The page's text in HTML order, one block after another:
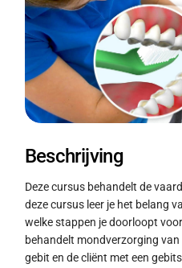
Beschrijving
Deze cursus behandelt de
deze cursus leer je het belang
welke stappen je doorloopt
behandelt mondverzorging
gebit en de cliënt met een